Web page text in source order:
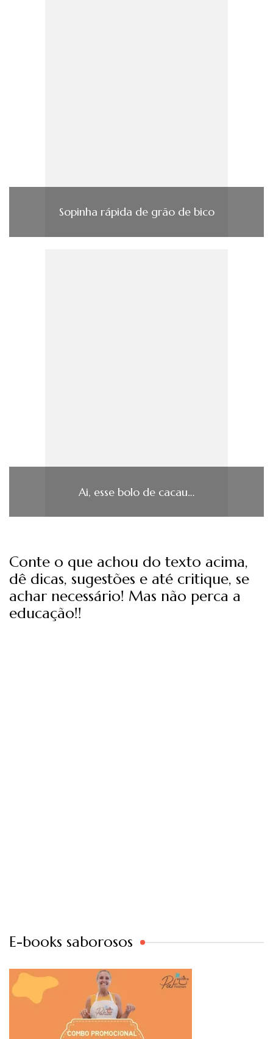
Sopinha rápida de grão de bico
Ai, esse bolo de cacau…
Conte o que achou do texto acima,
dê dicas, sugestões e até critique, se
achar necessário! Mas não perca a
educação!!
E-books saborosos